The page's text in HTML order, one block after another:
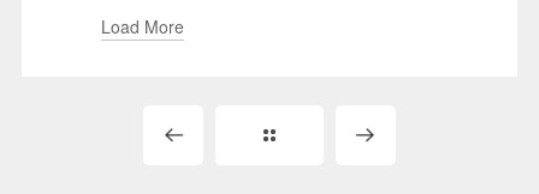
Load More